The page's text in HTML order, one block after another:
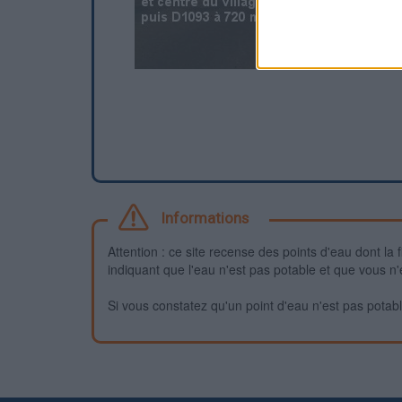
Informations
Attention : ce site recense des points d'eau dont
indiquant que l'eau n'est pas potable et que vous
Si vous constatez qu'un point d'eau n'est pas